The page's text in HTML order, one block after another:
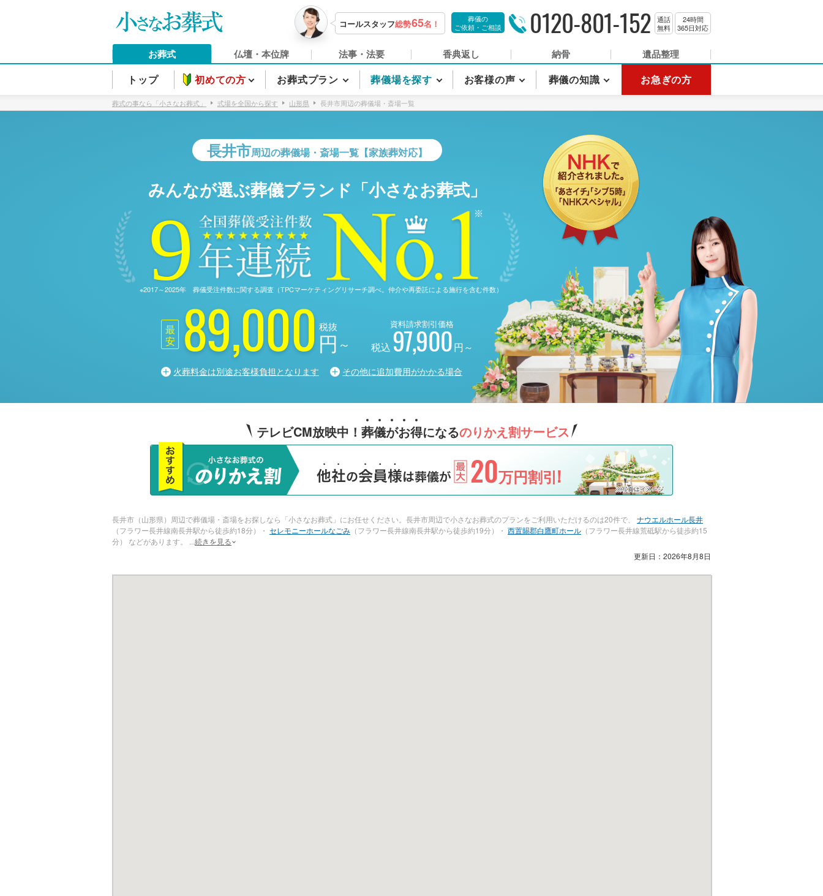
コールスタッフ総勢65名！
葬儀の
ご依頼・ご相談
0120-801-152
通話
無料
24時間
365日対応
お葬式 仏壇・本位牌 法事・法要 香典返し 納骨 遺品整理
トップ 初めての方 お葬式プラン 葬儀場を探す お客様の声 葬儀の知識 お急ぎの方
葬式の事なら「小さなお葬式」 式場を全国から探す 山形県 長井市周辺の葬儀場・斎場一覧
長井市周辺の葬儀場・斎場一覧【家族葬対応】
みんなが選ぶ葬儀ブランド「小さなお葬式」
9
※2017～2025年 葬儀受注件数に関する調査（TPCマーケティングリサーチ調べ。仲介や再委託による施行を含む件数）
最
安
89,000円 ～
税抜 資料請求割引価格
税込97,900円～
火葬料金は別途お客様負担となります その他に追加費用がかかる場合
テレビCM放映中！ 葬儀がお得になるのりかえ割サービス
20万円割引!
長井市（山形県）周辺で葬儀場・斎場をお探しなら「小さなお葬式」にお任せください。長井市周辺で小さなお葬式のプランをご利用いただけるのは20件で、 ナウエルホール長井
（フラワー長井線南長井駅から徒歩約18分）・ セレモニーホールなごみ （フラワー長井線南長井駅から徒歩約19分）・ 西置賜郡白鷹町ホール （フラワー長井線荒砥駅から徒歩約15
分） などがあります。
続きを見る
更新日： 2026年8月8日